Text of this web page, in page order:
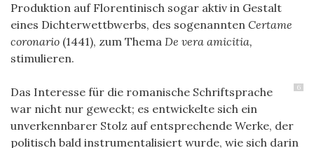
Produktion auf Florentinisch sogar aktiv in Gestalt
eines Dichterwettbwerbs, des sogenannten Certame
coronario (1441), zum Thema De vera amicitia,
stimulieren.
6
Das Interesse für die romanische Schriftsprache
war nicht nur geweckt; es entwickelte sich ein
unverkennbarer Stolz auf entsprechende Werke, der
politisch bald instrumentalisiert wurde, wie sich darin